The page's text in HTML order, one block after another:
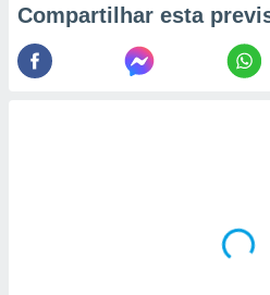
Compartilhar esta